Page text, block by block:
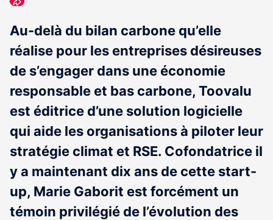
abonnés
Au-delà du bilan carbone qu’elle
réalise pour les entreprises désireuses
de s’engager dans une économie
responsable et bas carbone, Toovalu
est éditrice d’une solution logicielle
qui aide les organisations à piloter leur
stratégie climat et RSE. Cofondatrice il
y a maintenant dix ans de cette start-
up, Marie Gaborit est forcément un
témoin privilégié de l’évolution des